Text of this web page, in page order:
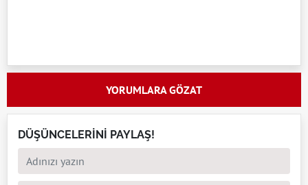
YORUMLARA GÖZAT
DÜŞÜNCELERİNİ PAYLAŞ!